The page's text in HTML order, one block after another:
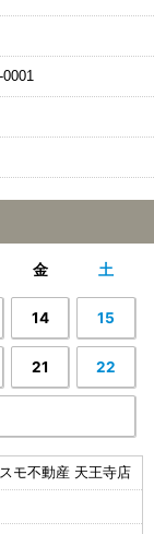
0001
金 土
14 15
21 22
モ不動産 天王寺店